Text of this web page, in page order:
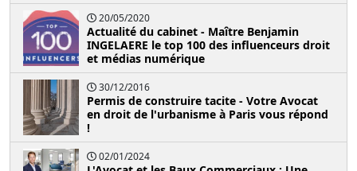
20/05/2020
Actualité du cabinet - Maître Benjamin
INGELAERE le top 100 des influenceurs droit
et médias numérique
30/12/2016
Permis de construire tacite - Votre Avocat
en droit de l'urbanisme à Paris vous répond
!
02/01/2024